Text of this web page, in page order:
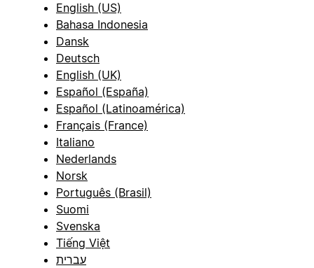
English (US)
Bahasa Indonesia
Dansk
Deutsch
English (UK)
Español (España)
Español (Latinoamérica)
Français (France)
Italiano
Nederlands
Norsk
Português (Brasil)
Suomi
Svenska
Tiếng Việt
עברית